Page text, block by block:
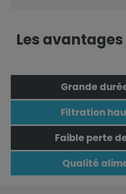
Les
Grande
Filtration
Faible perte
Qualité